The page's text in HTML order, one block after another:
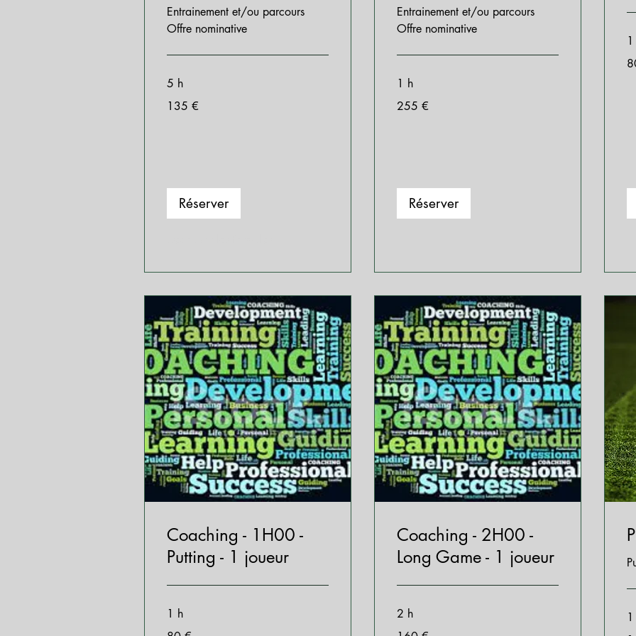
Entrainement et/ou parcours
Offre nominative
5 h
euros
135 €
Réserver
Entrainement et/ou parcours
Offre nominative
1 h
euros
255 €
Réserver
Coaching - 1H00 -
Putting - 1 joueur
1 h
Coaching - 2H00 -
Long Game - 1 joueur
2 h